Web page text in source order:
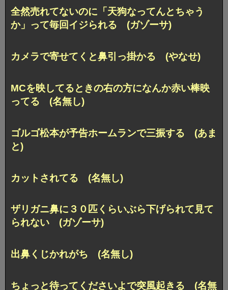
全然売れてないのに「天狗なってんとちゃう
か」って毎回イジられる (ガゾーサ)
カメラで寄せてくと鼻引っ掛かる (やなせ)
MCを映してるときの右の方になんか赤い棒映
ってる (名無し)
ゴルゴ松本が予告ホームランで三振する (あま
と)
カットされてる (名無し)
ザリガニ鼻に３０匹くらいぶら下げられて見て
られない (ガゾーサ)
出鼻くじかれがち (名無し)
ちょっと待ってくださいよで突風起きる (名無